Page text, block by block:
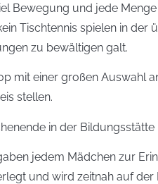
Bewegung und jede
Tischtennis spielen in
zu bewältigen galt.
mit einer großen Auswahl
stellen.
in der
jedem Mädchen zur
und wird zeitnah auf